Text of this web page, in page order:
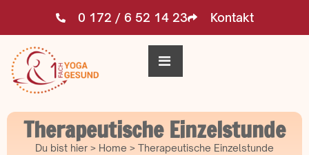
0 172 / 6 52 14 23 Kontakt
Therapeutische Einzelstunde
Du bist hier > Home > Therapeutische Einzelstunde